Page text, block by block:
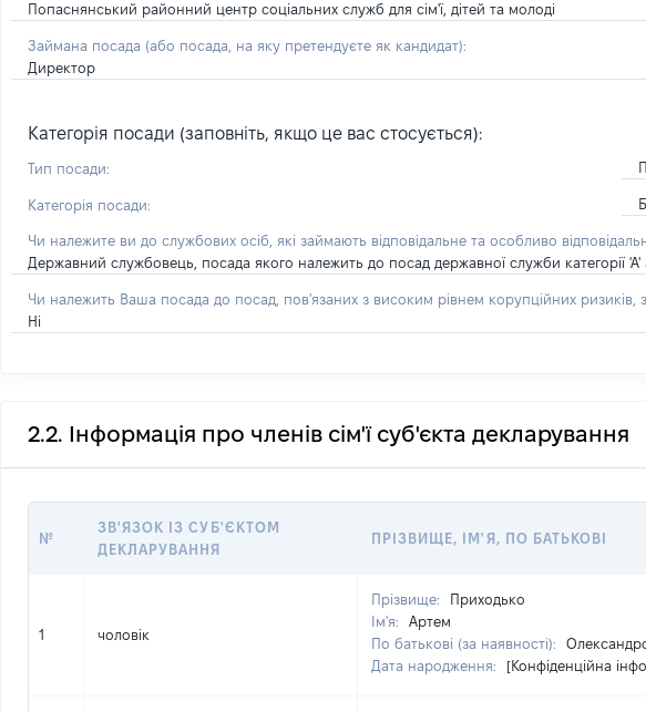
Попаснянський районний центр соціальних служб для сім'ї, дітей та молоді
Займана посада (або посада, на яку претендуєте як кандидат):
Директор
Категорія посади (заповніть, якщо це вас стосується):
Тип посади:
Категорія посади: Б
Чи належите ви до службових осіб, які займають відповідальне та особливо
Державний службовець, посада якого належить до посад державної служби категорії 'А'
Чи належить Ваша посада до посад, пов'язаних з високим рівнем корупційних ризиків,
Ні
2.2. Інформація про членів сім'ї суб'єкта декларування
№
ЗВ'ЯЗОК ІЗ СУБ'ЄКТОМ
ДЕКЛАРУВАННЯ
ПРІЗВИЩЕ, ІМ'Я, ПО БАТЬКОВІ
1 чоловік
Прізвище:
Приходько
Ім'я:
Артем
По батькові (за наявності):
Дата народження:
[Конфіденційна